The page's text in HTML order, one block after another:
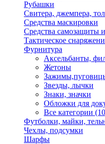
Рубашки
Свитера, джемпера,
Средства маскировки
Средства самозащиты
Тактическое
Фурнитура
Аксельбанты,
Жетоны
Звезды, лычки
Знаки, значки
Обложки для
Все категории
Футболки, майки,
Чехлы, подсумки
Шарфы